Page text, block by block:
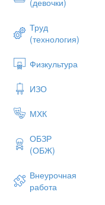
(девочки)
Труд
(технология)
Физкультура
ИЗО
МХК
ОБЗР
(ОБЖ)
Внеурочная
работа